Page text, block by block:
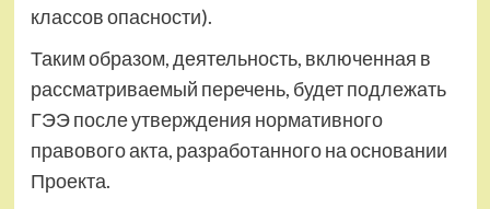
классов опасности).
Таким образом, деятельность, включенная в
рассматриваемый перечень, будет подлежать
ГЭЭ после утверждения нормативного
правового акта, разработанного на основании
Проекта.